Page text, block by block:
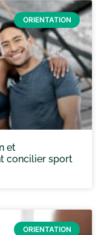
ORIENTATION
et
concilier sport
ORIENTATION